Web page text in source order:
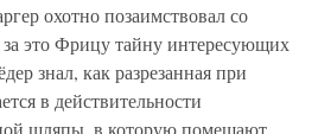
охотно позаимствовал со
за это Фрицу тайну интересующих
знал, как разрезанная при
в действительности
шляпы, в которую помещают